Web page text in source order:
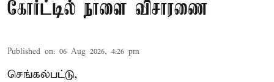
கோர்ட்டில் நாளை விசாரணை
Published on: 06 Aug 2026, 4:26 pm
செங்கல்பட்டு,